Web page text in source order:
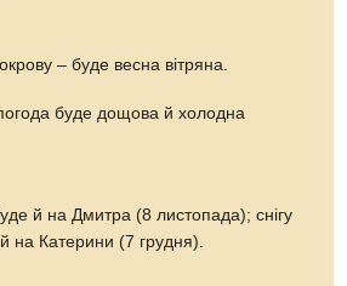
– буде весна вітряна.
буде дощова й холодна
й на Дмитра (8 листопада); снігу
на Катерини (7 грудня).